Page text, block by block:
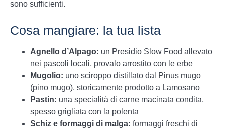
sono sufficienti.
Cosa mangiare: la tua lista
Agnello d’Alpago: un Presidio Slow Food allevato
nei pascoli locali, provalo arrostito con le erbe
Mugolio: uno sciroppo distillato dal Pinus mugo
(pino mugo), storicamente prodotto a Lamosano
Pastin: una specialità di carne macinata condita,
spesso grigliata con la polenta
Schiz e formaggi di malga: formaggi freschi di